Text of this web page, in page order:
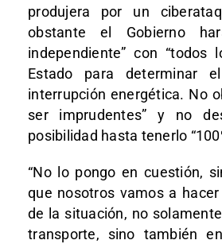
produjera por un
obstante el Gobierno
independiente” con “todos
Estado para determinar
interrupción energética. No
ser imprudentes” y no
posibilidad hasta tenerlo
“No lo pongo en cuestión,
que nosotros vamos a
de la situación, no
transporte, sino también